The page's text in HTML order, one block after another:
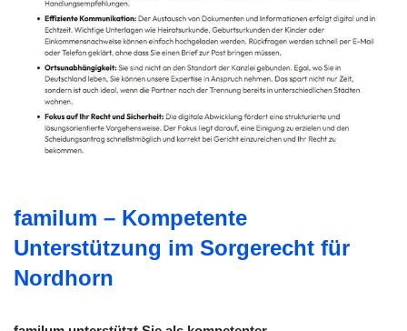
familum – Kompetente
Unterstützung im Sorgerecht für
Nordhorn